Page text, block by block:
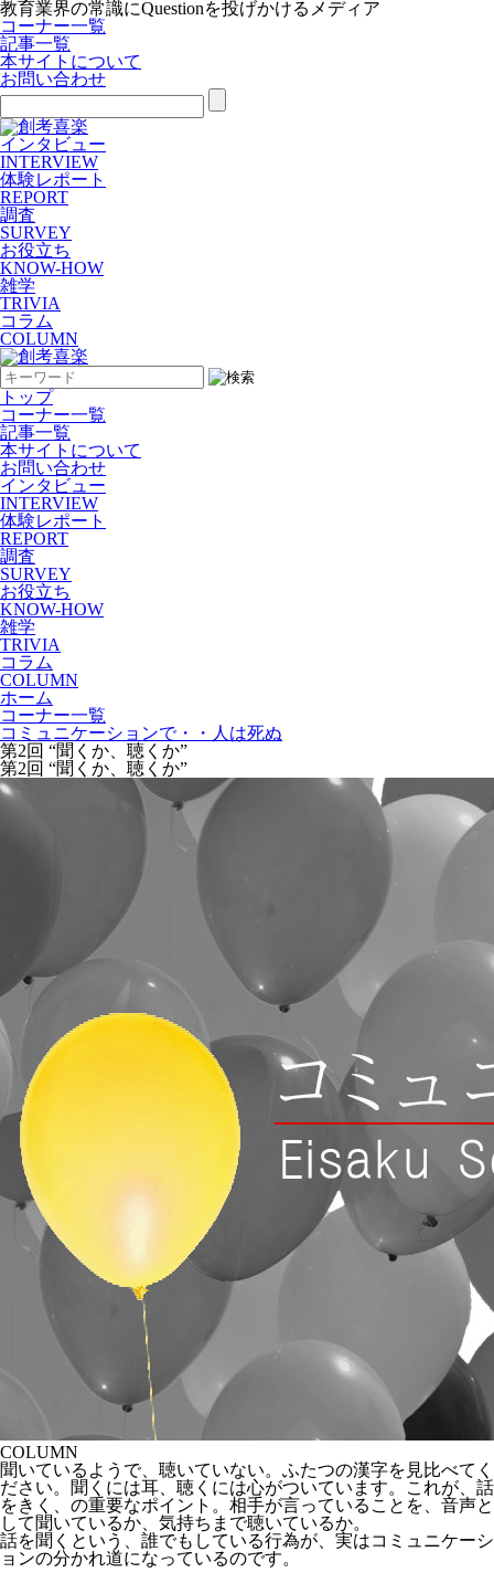
教育業界の常識にQuestionを投げかけるメディア
コーナー一覧
記事一覧
本サイトについて
お問い合わせ
インタビュー
INTERVIEW
体験レポート
REPORT
調査
SURVEY
お役立ち
KNOW-HOW
雑学
TRIVIA
コラム
COLUMN
トップ
コーナー一覧
記事一覧
本サイトについて
お問い合わせ
インタビュー
INTERVIEW
体験レポート
REPORT
調査
SURVEY
お役立ち
KNOW-HOW
雑学
TRIVIA
コラム
COLUMN
ホーム
コーナー一覧
コミュニケーションで・・人は死ぬ
第2回 “聞くか、聴くか”
第2回 “聞くか、聴くか”
COLUMN
聞いているようで、聴いていない。ふたつの漢字を見比べてく
ださい。聞くには耳、聴くには心がついています。これが、話
をきく、の重要なポイント。相手が言っていることを、音声と
して聞いているか、気持ちまで聴いているか。
話を聞くという、誰でもしている行為が、実はコミュニケーシ
ョンの分かれ道になっているのです。